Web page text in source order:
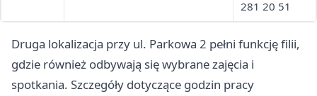
281 20 51
Druga lokalizacja przy ul. Parkowa 2 pełni funkcję filii,
gdzie również odbywają się wybrane zajęcia i
spotkania. Szczegóły dotyczące godzin pracy